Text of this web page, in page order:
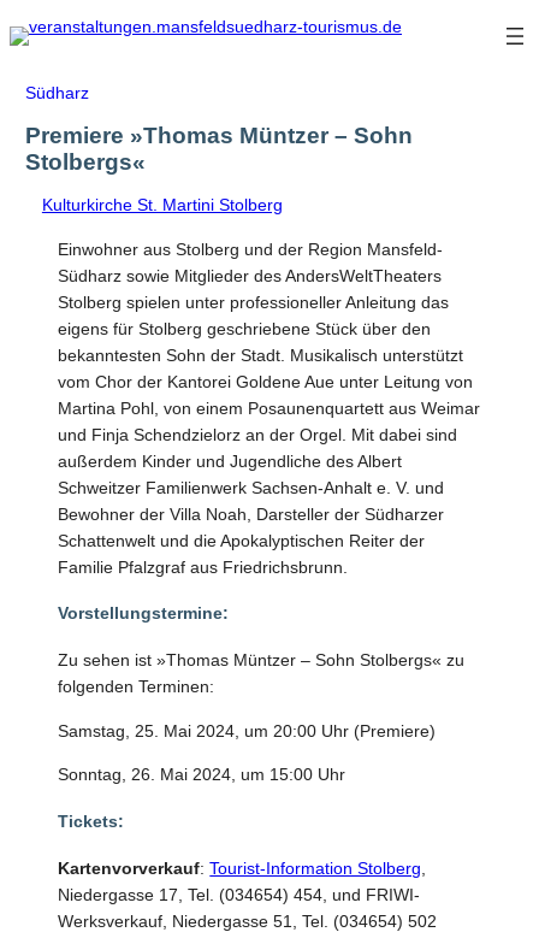
Zum
Inhalt
Südharz
Premiere »Thomas Müntzer – Sohn
Stolbergs«
Kulturkirche St. Martini Stolberg
Einwohner aus Stolberg und der Region Mansfeld-
Südharz sowie Mitglieder des AndersWeltTheaters
Stolberg spielen unter professioneller Anleitung das
eigens für Stolberg geschriebene Stück über den
bekanntesten Sohn der Stadt. Musikalisch unterstützt
vom Chor der Kantorei Goldene Aue unter Leitung von
Martina Pohl, von einem Posaunenquartett aus Weimar
und Finja Schendzielorz an der Orgel. Mit dabei sind
außerdem Kinder und Jugendliche des Albert
Schweitzer Familienwerk Sachsen-Anhalt e. V. und
Bewohner der Villa Noah, Darsteller der Südharzer
Schattenwelt und die Apokalyptischen Reiter der
Familie Pfalzgraf aus Friedrichsbrunn.
Vorstellungstermine:
Zu sehen ist »Thomas Müntzer – Sohn Stolbergs« zu
folgenden Terminen:
Samstag, 25. Mai 2024, um 20:00 Uhr (Premiere)
Sonntag, 26. Mai 2024, um 15:00 Uhr
Tickets:
Kartenvorverkauf:Tourist-Information Stolberg
Niedergasse 17, Tel. (034654) 454, und FRIWI-
Werksverkauf, Niedergasse 51, Tel. (034654) 502